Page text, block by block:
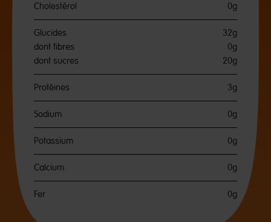
Cholestérol 0g
Glucides
32g
dont fibres
0g
dont sucres
20g
Protéines 3g
Sodium 0g
Potassium 0g
Calcium 0g
Fer 0g